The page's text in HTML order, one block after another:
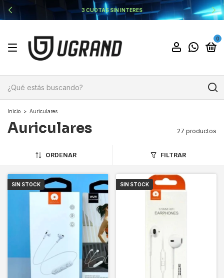
20% OFF TRANSFERENCIA/EFECTIVO
0
Inicio > Auriculares
Auriculares 27 productos
ORDENAR FILTRAR
SIN STOCK SIN STOCK